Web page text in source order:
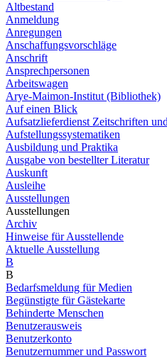
Altbestand
Anmeldung
Anregungen
Anschaffungsvorschläge
Anschrift
Ansprechpersonen
Arbeitswagen
Arye-Maimon-Institut (Bibliothek)
Auf einen Blick
Aufsatzlieferdienst Zeitschriften
Aufstellungssystematiken
Ausbildung und Praktika
Ausgabe von bestellter Literatur
Auskunft
Ausleihe
Ausstellungen
Ausstellungen
Archiv
Hinweise für Ausstellende
Aktuelle Ausstellung
B
B
Bedarfsmeldung für Medien
Begünstigte für Gästekarte
Behinderte Menschen
Benutzerausweis
Benutzerkonto
Benutzernummer und Passwort